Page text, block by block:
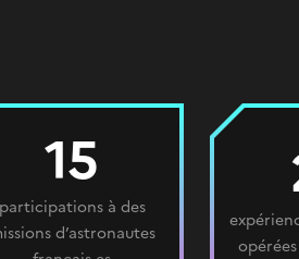
15
participations à des
d’astronautes